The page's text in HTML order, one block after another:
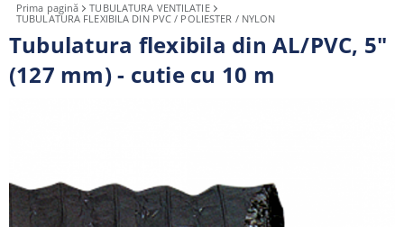
Prima pagină
TUBULATURA VENTILATIE
TUBULATURA FLEXIBILA DIN PVC / POLIESTER / NYLON
Tubulatura flexibila din AL/PVC, 5"
(127 mm) - cutie cu 10 m